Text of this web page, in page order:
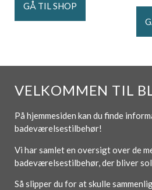
GÅ TIL SHOP
VELKOMMEN TIL
På hjemmesiden kan du finde
badeværelsestilbehør!
Vi har samlet en oversigt over de
badeværelsestilbehør, der bliver
Så slipper du for at skulle